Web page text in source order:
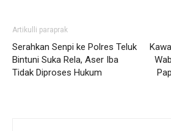
Artikulli paraprak
Serahkan Senpi ke Polres Teluk
Bintuni Suka Rela, Aser Iba
Tidak Diproses Hukum